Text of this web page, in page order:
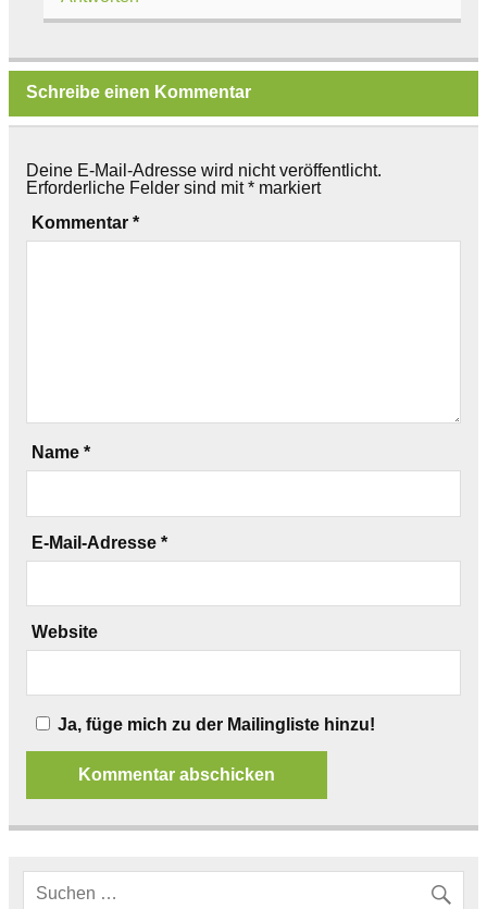
Schreibe einen Kommentar
Deine E-Mail-Adresse wird nicht veröffentlicht.
Erforderliche Felder sind mit* markiert
Kommentar *
Name *
E-Mail-Adresse *
Website
Ja, füge mich zu der Mailingliste hinzu!